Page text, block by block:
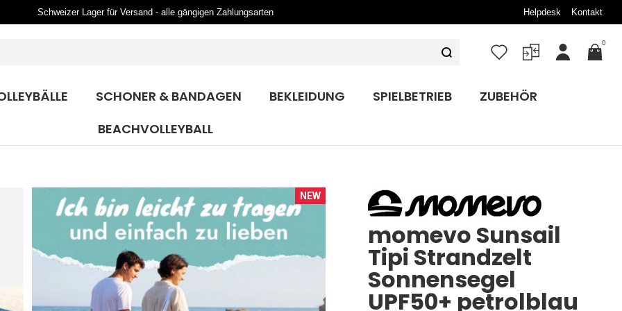
Schweizer Lager für Versand - alle gängigen Zahlungsarten Helpdesk Kontakt
Mein
0
SCHONER & BANDAGEN BEKLEIDUNG SPIELBETRIEB
ZUBEHÖR
BEACHVOLLEYBALL
NEW
momevo Sunsail
Tipi Strandzelt
Sonnensegel
UPF50+ petrolblau